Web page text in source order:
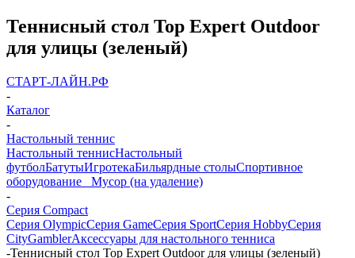
Теннисный стол Top Expert Outdoor
для улицы (зеленый)
СТАРТ-ЛАЙН.РФ
-
Каталог
-
Настольный теннис
Настольный теннисНастольный
футболБатутыИгротекаБильярдные столыСпортивное
оборудование _ Мусор (на удаление)
-
Серия Compact
Серия OlympicСерия GameСерия SportСерия HobbyСерия
CityGamblerАксессуары для настольного тенниса
-Теннисный стол Top Expert Outdoor для улицы (зеленый)